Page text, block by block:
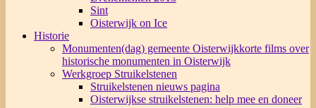
Sint
Oisterwijk on Ice
Historie
Monumenten(dag) gemeente Oisterwijkkorte films over
historische monumenten in Oisterwijk
Werkgroep Struikelstenen
Struikelstenen nieuws pagina
Oisterwijkse struikelstenen: help mee en doneer